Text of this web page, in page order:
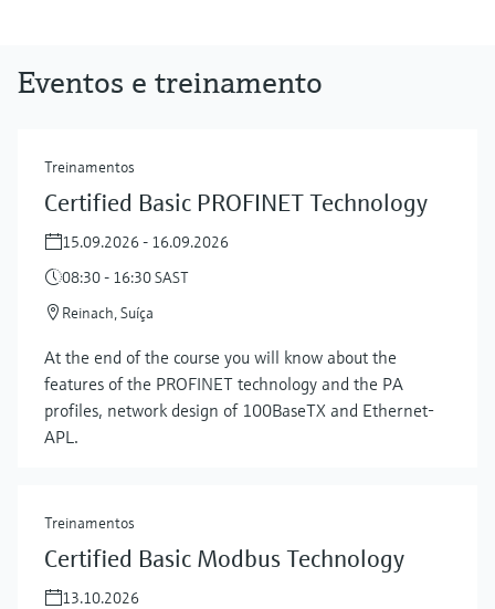
Eventos e treinamento
Treinamentos
Certified Basic PROFINET Technology
15.09.2026 - 16.09.2026
08:30 - 16:30 SAST
Reinach, Suíça
At the end of the course you will know about the
features of the PROFINET technology and the PA
profiles, network design of 100BaseTX and Ethernet-
APL.
Treinamentos
Certified Basic Modbus Technology
13.10.2026